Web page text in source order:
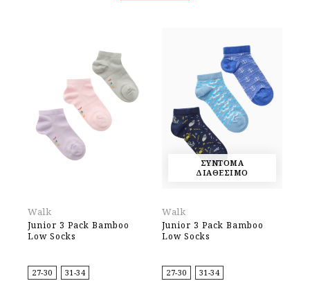
Walk
Junior 3 Pack Bamboo
Low Socks
27-30 31-34
ΣΥΝΤΟΜΑ
ΔΙΑΘΕΣΙΜΟ
Walk
Junior 3 Pack Bamboo
Low Socks
27-30 31-34